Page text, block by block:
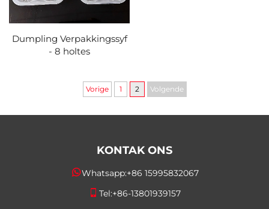
Dumpling Verpakkingssyf
- 8 holtes
Vorige 1 2 Volgende
KONTAK ONS
Whatsapp:+86 15995832067
Tel:+86-13801939157